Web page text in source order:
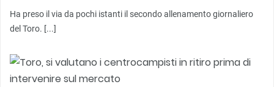
Ha preso il via da pochi istanti il secondo allenamento giornaliero
del Toro. [...]